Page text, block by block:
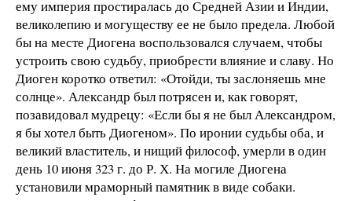
ему империя простиралась до Средней Азии и Индии,
великолепию и могуществу ее не было предела. Любой
бы на месте Диогена воспользовался случаем, чтобы
устроить свою судьбу, приобрести влияние и славу. Но
Диоген коротко ответил: «Отойди, ты заслоняешь мне
солнце». Александр был потрясен и, как говорят,
позавидовал мудрецу: «Если бы я не был Александром,
я бы хотел быть Диогеном». По иронии судьбы оба, и
великий властитель, и нищий философ, умерли в один
день 10 июня 323 г. до Р. Х. На могиле Диогена
установили мраморный памятник в виде собаки.